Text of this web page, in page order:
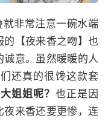
就非常注意一碗水端
【夜来香之吻】也
意。虽然暖暖的人
还真的很馋这款套
姐姐呢？ 也正是因
夜来香还要更惨，连